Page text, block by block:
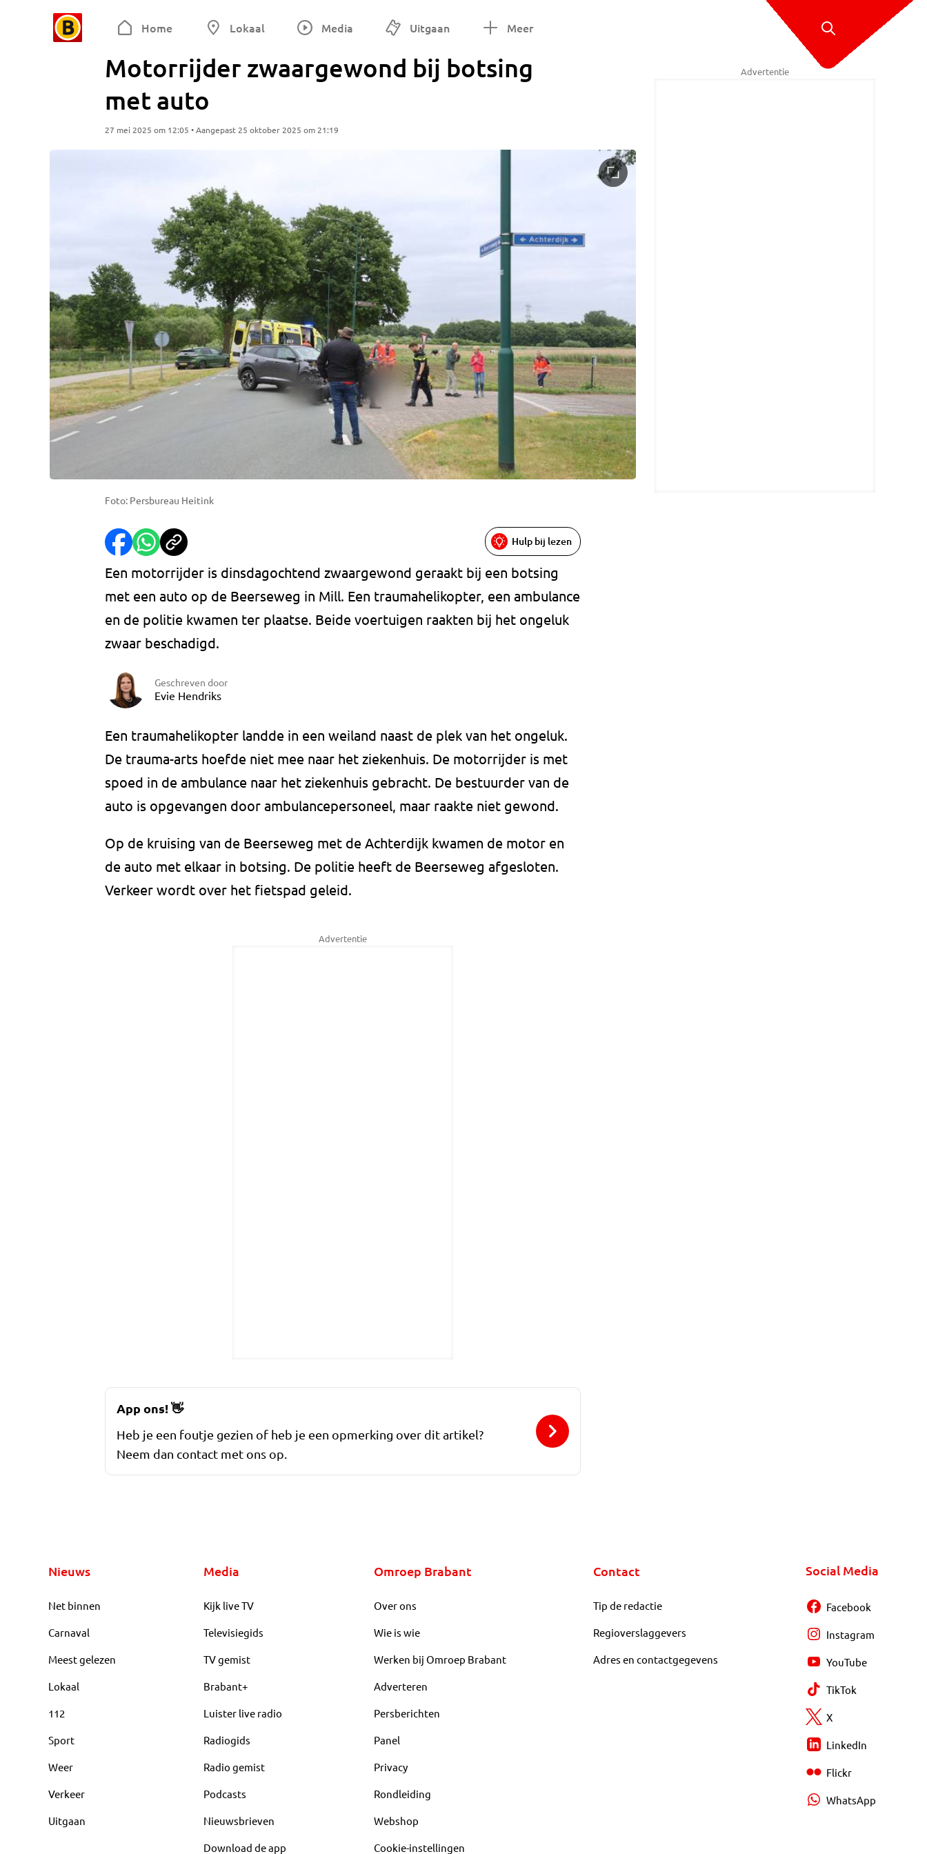
Home Lokaal Media Uitgaan Meer
Motorrijder zwaargewond bij botsing
met auto
27 mei 2025 om 12:05 • Aangepast 25 oktober 2025 om 21:19
Foto: Persbureau Heitink
Hulp bij lezen
Een motorrijder is dinsdagochtend zwaargewond geraakt bij een botsing
met een auto op de Beerseweg in Mill. Een traumahelikopter, een ambulance
en de politie kwamen ter plaatse. Beide voertuigen raakten bij het ongeluk
zwaar beschadigd.
Geschreven door
Evie Hendriks
Een traumahelikopter landde in een weiland naast de plek van het ongeluk.
De trauma-arts hoefde niet mee naar het ziekenhuis. De motorrijder is met
spoed in de ambulance naar het ziekenhuis gebracht. De bestuurder van de
auto is opgevangen door ambulancepersoneel, maar raakte niet gewond.
Op de kruising van de Beerseweg met de Achterdijk kwamen de motor en
de auto met elkaar in botsing. De politie heeft de Beerseweg afgesloten.
Verkeer wordt over het fietspad geleid.
Advertentie
Advertentie
App ons!👋
Heb je een foutje gezien of heb je een opmerking over dit artikel?
Neem dan contact met ons op.
Nieuws
Net binnen
Carnaval
Meest gelezen
Lokaal
112
Sport
Weer
Verkeer
Uitgaan
Media
Kijk live TV
Televisiegids
TV gemist
Brabant+
Luister live radio
Radiogids
Radio gemist
Podcasts
Nieuwsbrieven
Download de app
Omroep Brabant
Over ons
Wie is wie
Werken bij Omroep Brabant
Adverteren
Persberichten
Panel
Privacy
Rondleiding
Webshop
Cookie-instellingen
Contact
Tip de redactie
Regioverslaggevers
Adres en contactgegevens
Social Media
Facebook
Instagram
YouTube
TikTok
X
LinkedIn
Flickr
WhatsApp